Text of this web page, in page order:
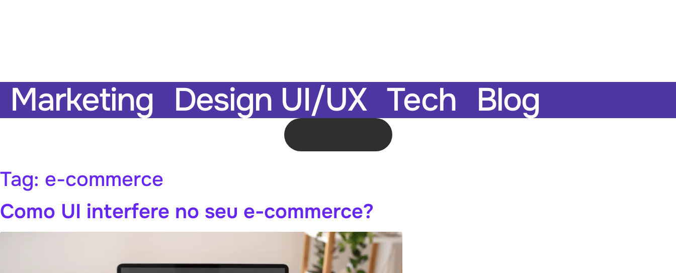
Marketing Design UI/UX Tech Blog
Tag: e-commerce
Como UI interfere no seu e-commerce?